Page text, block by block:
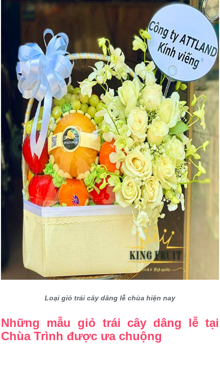
Loại giỏ trái cây dâng lễ chùa hiện nay
Những mẫu giỏ trái cây dâng lễ tại
Chùa Trình được ưa chuộng